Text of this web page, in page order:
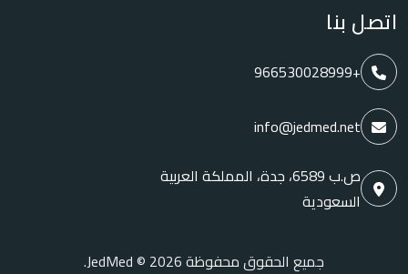
اتصل بنا
+966530028999
info@jedmed.net
ص.ب 6589، جدة، المملكة العربية
السعودية
جميع الحقوق محفوظة JedMed © 2026.